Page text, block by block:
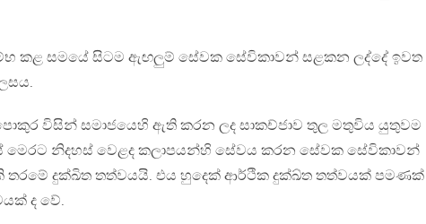
කළ සමයේ සිටම ඇඟලුම් සේවක සේවිකාවන් සළකන ලද්දේ ඉවත
විසින් සමාජයෙහි ඇති කරන ලද සාකච්ජාව තුල මතුවිය යුතුවම
නිදහස් වෙළද කලාපයන්හි සේවය කරන සේවක සේවිකාවන්
දුක්ඛිත තත්වයයි. එය හුදෙක් ආර්ථික දුක්ඛ්ත තත්වයක් පමණක්
ද වේ.